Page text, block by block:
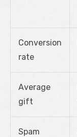
Conversion
rate
Average
gift
Spam